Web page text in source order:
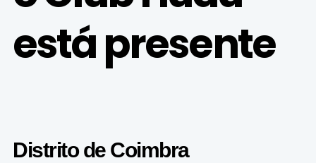
está presente
Distrito de Coimbra